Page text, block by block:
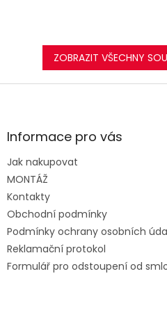
ZOBRAZIT VŠECHNY
Z
aInformace pro vás
Jak nakupovat
MONTÁŽ
Kontakty
Obchodní podmínky
Podmínky ochrany osobních
Reklamační protokol
Formulář pro odstoupení od